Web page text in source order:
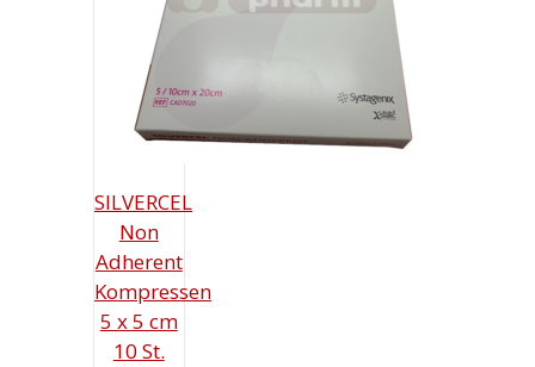
SILVERCEL
Non
Adherent
Kompressen
5 x 5 cm
10 St.